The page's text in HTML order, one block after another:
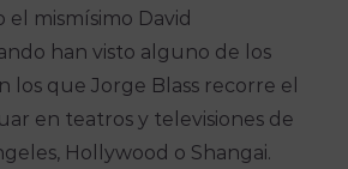
el mismísimo David
han visto alguno de los
los que Jorge Blass recorre el
en teatros y televisiones de
Hollywood o Shangai.